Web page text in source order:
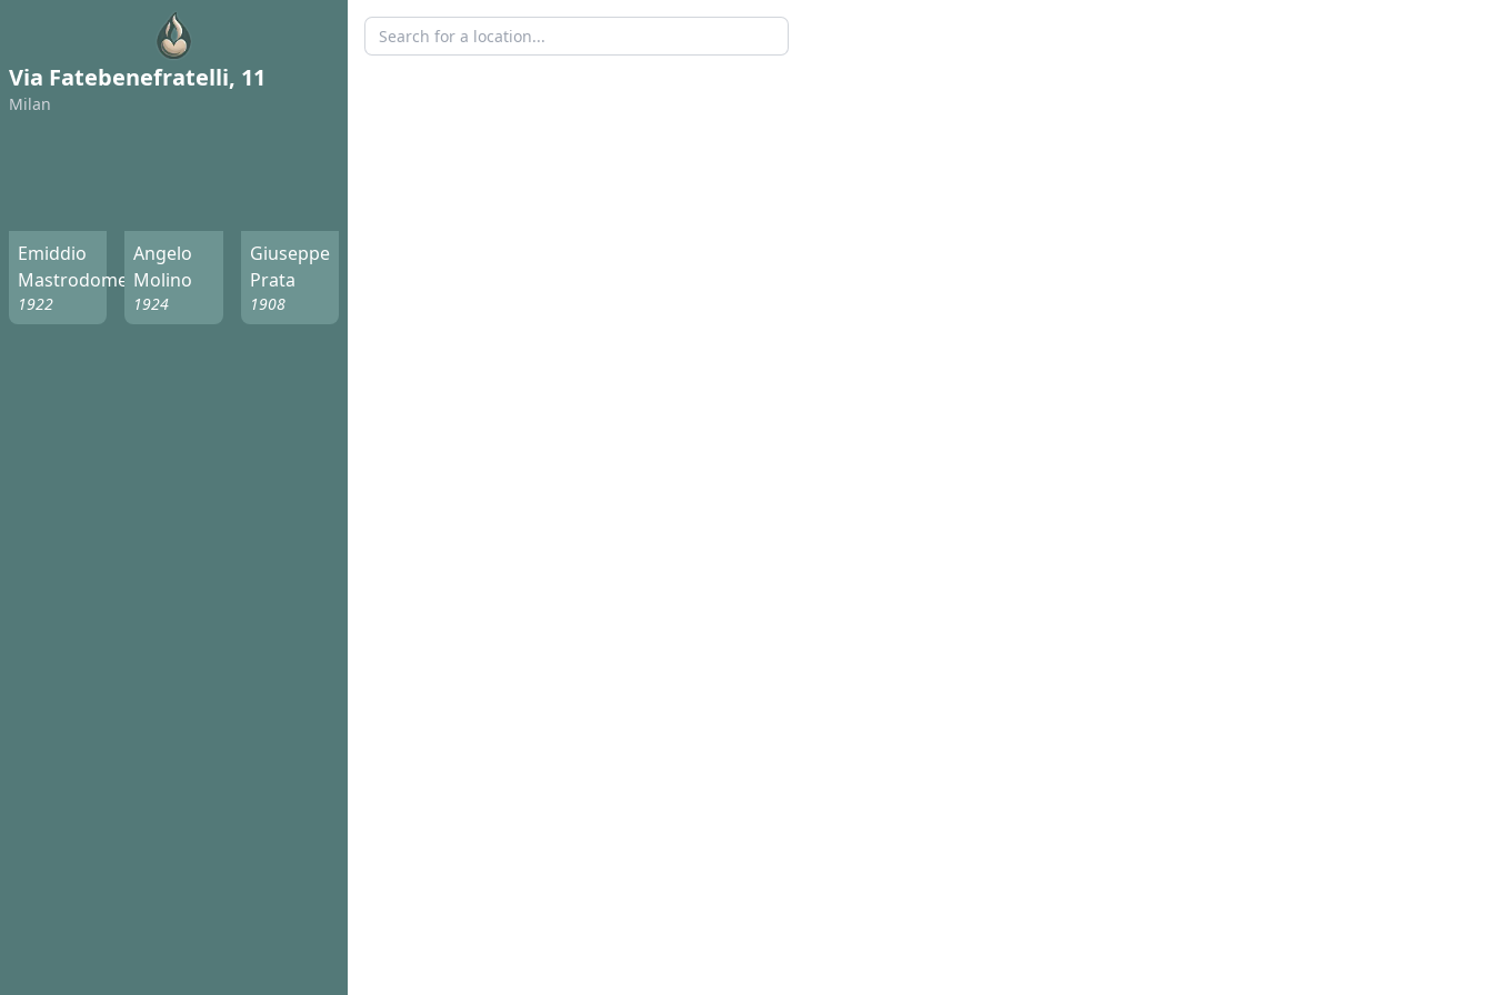
Via Fatebenefratelli, 11
Milan
Emiddio
Mastrodomenico
1922
Angelo
Molino
1924
Giuseppe
Prata
1908